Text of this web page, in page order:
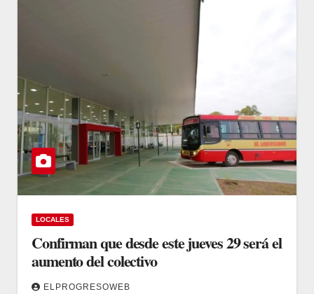
LOCALES
Confirman que desde este jueves 29 será el
aumento del colectivo
ELPROGRESOWEB